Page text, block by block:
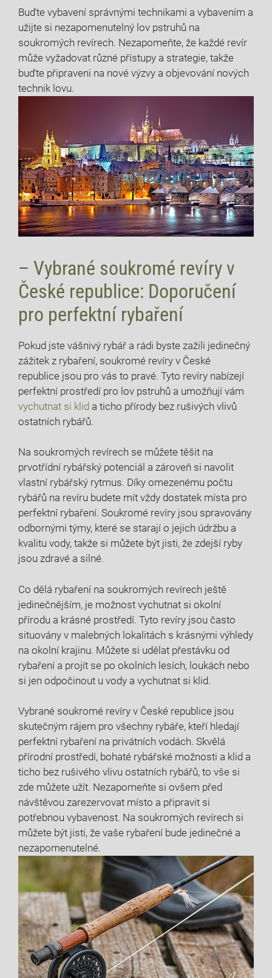
Buďte vybavení správnými technikami a vybavením a
užijte si nezapomenutelný lov pstruhů na
soukromých revírech. Nezapomeňte, že každé revír
může vyžadovat různé přístupy a strategie, takže
buďte připraveni na nové výzvy a objevování nových
technik lovu.
– Vybrané soukromé revíry v
České republice: Doporučení
pro perfektní rybaření
Pokud jste vášnivý rybář a rádi byste zažili jedinečný
zážitek z rybaření, soukromé revíry v České
republice jsou pro vás to pravé. Tyto revíry nabízejí
perfektní prostředí pro lov pstruhů a umožňují vám
vychutnat si klid a ticho přírody bez rušivých vlivů
ostatních rybářů.
Na soukromých revírech se můžete těšit na
prvotřídní rybářský potenciál a zároveň si navolit
vlastní rybářský rytmus. Díky omezenému počtu
rybářů na revíru budete mít vždy dostatek místa pro
perfektní rybaření. Soukromé revíry jsou spravovány
odbornými týmy, které se starají o jejich údržbu a
kvalitu vody, takže si můžete být jisti, že zdejší ryby
jsou zdravé a silné.
Co dělá rybaření na soukromých revírech ještě
jedinečnějším, je možnost vychutnat si okolní
přírodu a krásné prostředí. Tyto revíry jsou často
situovány v malebných lokalitách s krásnými výhledy
na okolní krajinu. Můžete si udělat přestávku od
rybaření a projít se po okolních lesích, loukách nebo
si jen odpočinout u vody a vychutnat si klid.
Vybrané soukromé revíry v České republice jsou
skutečným rájem pro všechny rybáře, kteří hledají
perfektní rybaření na privátních vodách. Skvělá
přírodní prostředí, bohaté rybářské možnosti a klid a
ticho bez rušivého vlivu ostatních rybářů, to vše si
zde můžete užít. Nezapomeňte si ovšem před
návštěvou zarezervovat místo a připravit si
potřebnou vybavenost. Na soukromých revírech si
můžete být jisti, že vaše rybaření bude jedinečné a
nezapomenutelné.